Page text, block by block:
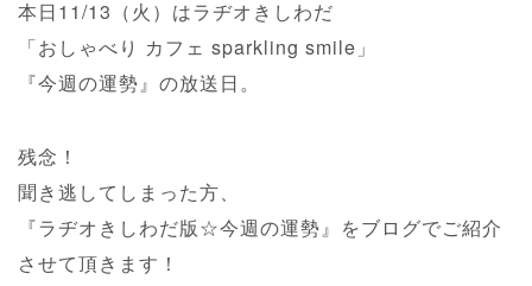
本日11/13（火）はラヂオきしわだ
「おしゃべり カフェ sparkling smile」
『今週の運勢』の放送日。
残念！
聞き逃してしまった方、
『ラヂオきしわだ版☆今週の運勢』をブログでご紹介
させて頂きます！